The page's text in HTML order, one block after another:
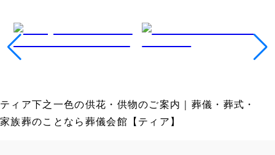
ティア下之一色の供花・供物のご案内｜葬儀・葬式・
家族葬のことなら葬儀会館【ティア】